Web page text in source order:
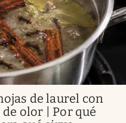
de laurel con
olor | Por qué